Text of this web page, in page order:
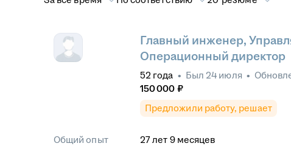
Главный инженер,
Операционный директор
52 года • Был 24 июля •
150 000 ₽
Предложили работу, решает
Общий опыт 27лет 9 месяцев